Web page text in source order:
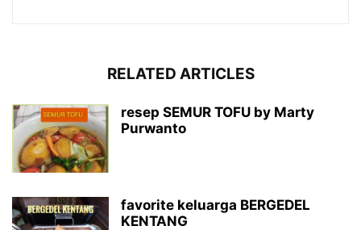
RELATED ARTICLES
resep SEMUR TOFU by Marty
Purwanto
favorite keluarga BERGEDEL
KENTANG